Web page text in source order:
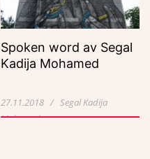
Spoken word av Segal
Kadija Mohamed
27.11.2018 / Segal Kadija
Mohamed